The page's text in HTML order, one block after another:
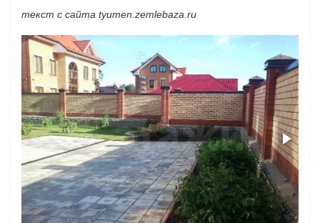
текст с сайта tyumen.zemlebaza.ru